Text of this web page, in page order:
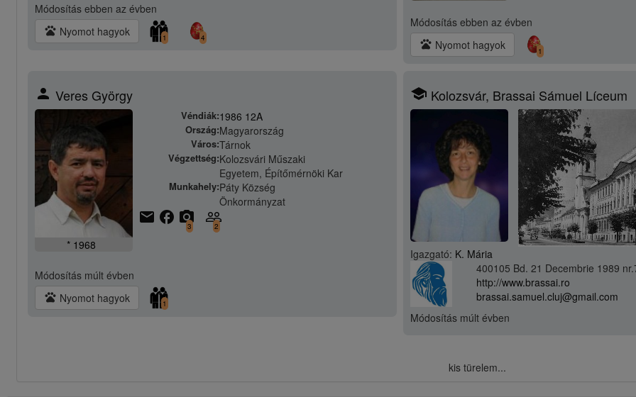
Módosítás ebben az évben
pets Nyomot hagyok 1 4
Módosítás ebben az évben
pets Nyomot hagyok 1
person Veres György
* 1968
Véndiák:1986 12A
Ország:Magyarország
Város:Tárnok
Végzettség:Kolozsvári Műszaki
Egyetem, Építőmérnöki Kar
Munkahely:Páty Község
Önkormányzat
email facebook camera_alt
3
people_outline
2
Módosítás múlt évben
pets Nyomot hagyok 1
school Kolozsvár, Brassai Sámuel Líceum
Igazgató: K. Mária
400105 Bd. 21 Decembrie 1989
http://www.brassai.ro
brassai.samuel.cluj@gmail.com
Módosítás múlt évben
kis türelem...